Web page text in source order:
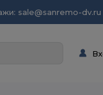
sale@sanremo-dv.ru